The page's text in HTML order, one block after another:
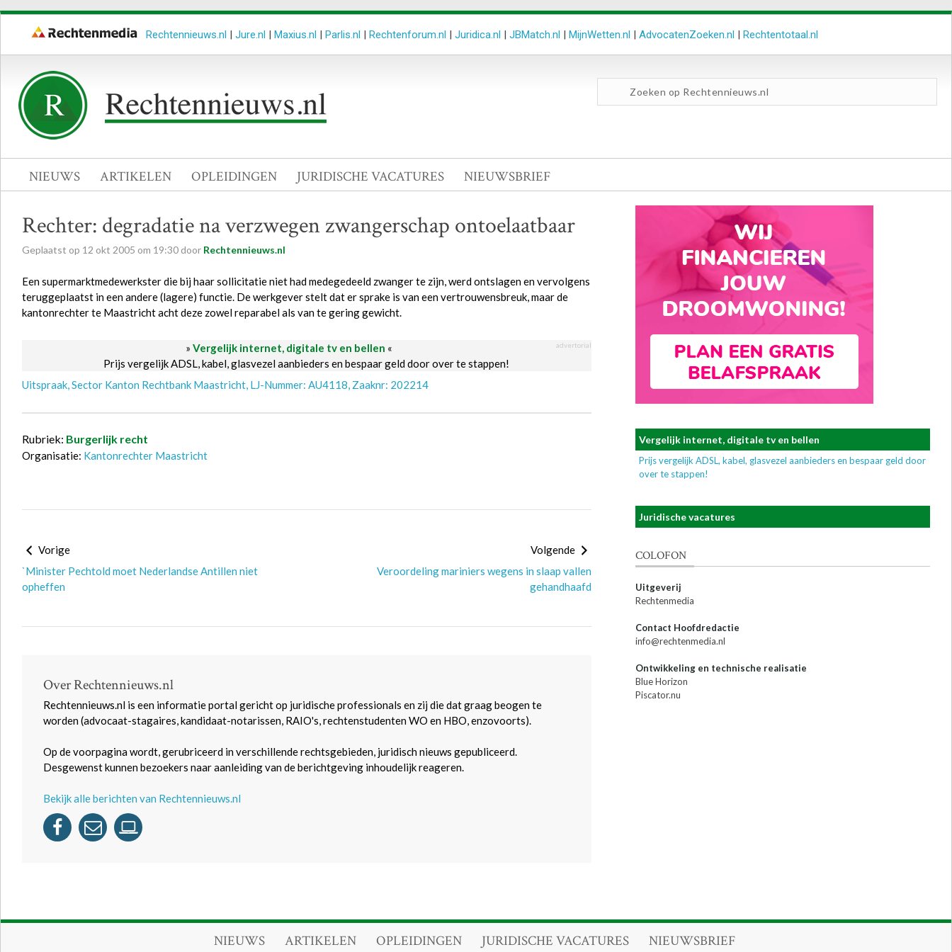
Rechtennieuws.nl | Jure.nl | Maxius.nl | Parlis.nl | Rechtenforum.nl | Juridica.nl | JBMatch.nl | MijnWetten.nl | AdvocatenZoeken.nl | Rechtentotaal.nl
NIEUWS ARTIKELEN OPLEIDINGEN JURIDISCHE VACATURES NIEUWSBRIEF
Rechter: degradatie na verzwegen zwangerschap ontoelaatbaar
Geplaatst op 12 okt 2005 om 19:30 door Rechtennieuws.nl
Een supermarktmedewerkster die bij haar sollicitatie niet had medegedeeld zwanger te zijn, werd ontslagen en vervolgens
teruggeplaatst in een andere (lagere) functie. De werkgever stelt dat er sprake is van een vertrouwensbreuk, maar de
kantonrechter te Maastricht acht deze zowel reparabel als van te gering gewicht.
» Vergelijk internet, digitale tv en bellen « advertorial
Prijs vergelijk ADSL, kabel, glasvezel aanbieders en bespaar geld door over te stappen!
Uitspraak, Sector Kanton Rechtbank Maastricht, LJ-Nummer: AU4118, Zaaknr: 202214
Rubriek: Burgerlijk recht
Organisatie: Kantonrechter Maastricht
Vorige
`Minister Pechtold moet Nederlandse Antillen niet
opheffen
Volgende
Veroordeling mariniers wegens in slaap vallen
gehandhaafd
Over Rechtennieuws.nl
Rechtennieuws.nl is een informatie portal gericht op juridische professionals en zij die dat graag beogen te
worden (advocaat-stagaires, kandidaat-notarissen, RAIO's, rechtenstudenten WO en HBO, enzovoorts).
Op de voorpagina wordt, gerubriceerd in verschillende rechtsgebieden, juridisch nieuws gepubliceerd.
Desgewenst kunnen bezoekers naar aanleiding van de berichtgeving inhoudelijk reageren.
Bekijk alle berichten van Rechtennieuws.nl
Vergelijk internet, digitale tv en bellen
Prijs vergelijk ADSL, kabel, glasvezel aanbieders en bespaar geld door
over te stappen!
Juridische vacatures
COLOFON
Uitgeverij
Rechtenmedia
Contact Hoofdredactie
info@rechtenmedia.nl
Ontwikkeling en technische realisatie
Blue Horizon
Piscator.nu
NIEUWS ARTIKELEN OPLEIDINGEN JURIDISCHE VACATURES NIEUWSBRIEF